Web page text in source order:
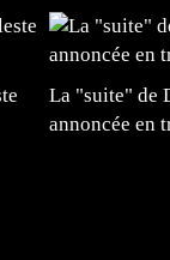
La "suite" de
annoncée en